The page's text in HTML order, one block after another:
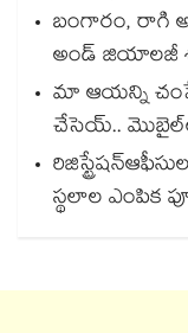
బంగారం, రాగి
అండ్ జియాలజీ
మా ఆయన్ని
చేసెయ్..
స్థలాల ఎంపిక